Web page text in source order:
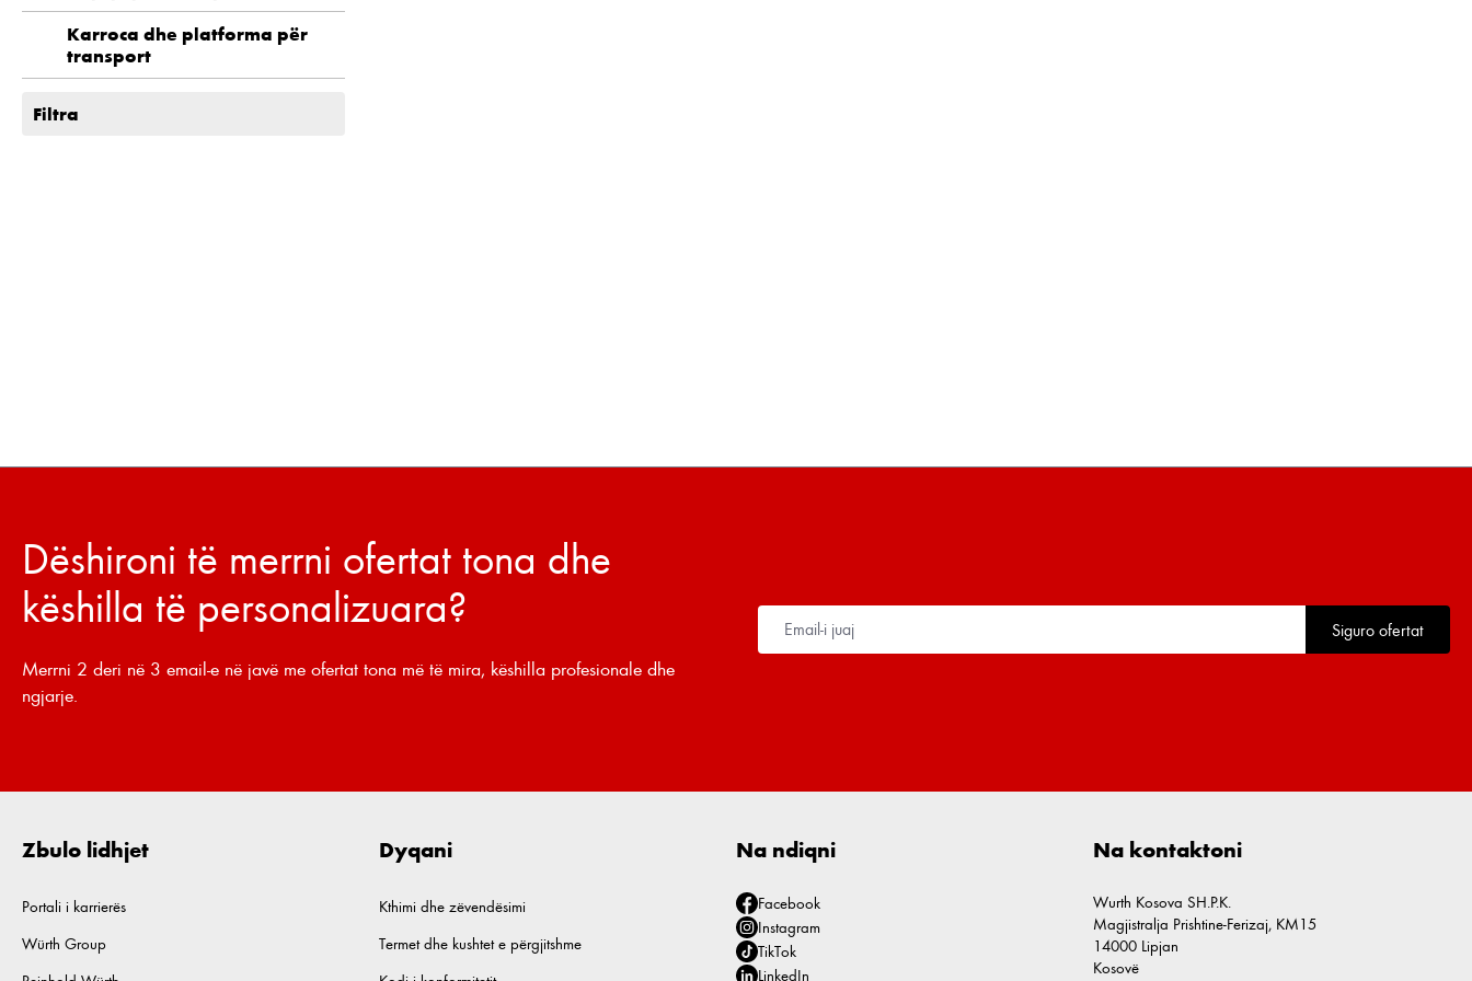
Karroca dhe platforma për
transport
Filtra
Dëshironi të merrni ofertat tona dhe
këshilla të personalizuara?
Merrni 2 deri në 3 email-e në javë me ofertat tona më të mira, këshilla profesionale dhe
ngjarje.
Siguro ofertat
Zbulo lidhjet
Portali i karrierës
Würth Group
Dyqani
Kthimi dhe zëvendësimi
Termet dhe kushtet e përgjitshme
Na ndiqni
Facebook
Instagram
TikTok
LinkedIn
Na kontaktoni
Wurth Kosova SH.P.K.
Magjistralja Prishtine-Ferizaj, KM15
14000 Lipjan
Kosovë